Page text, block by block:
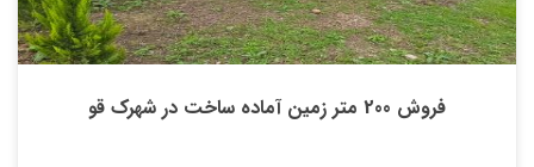
فروش 200 متر زمین آماده ساخت در شهرک قو